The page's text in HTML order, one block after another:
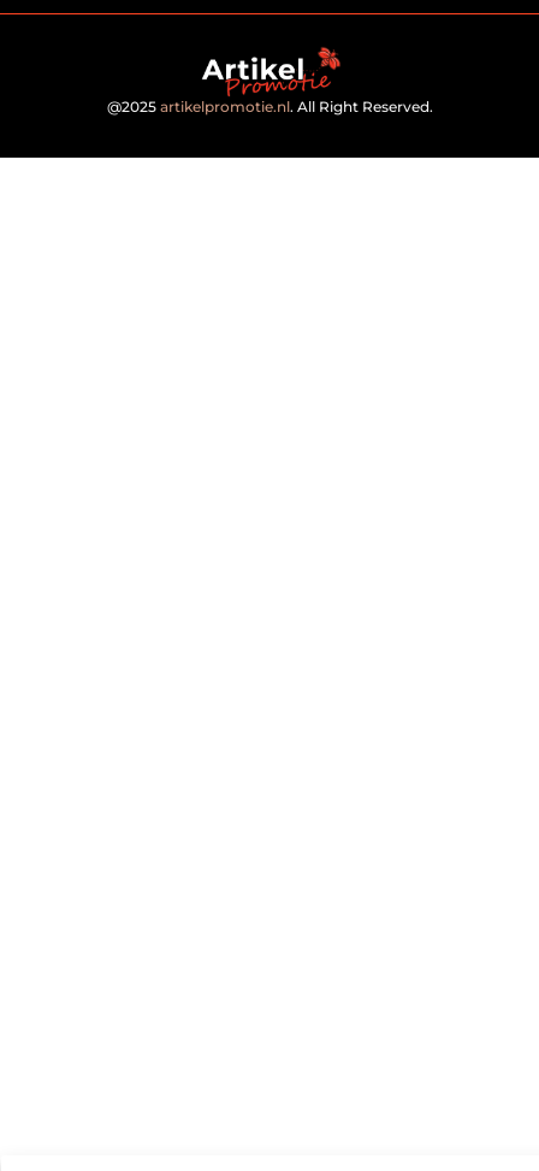
@2025 artikelpromotie.nl. All Right Reserved.